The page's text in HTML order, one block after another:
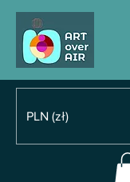
PLN (zł)